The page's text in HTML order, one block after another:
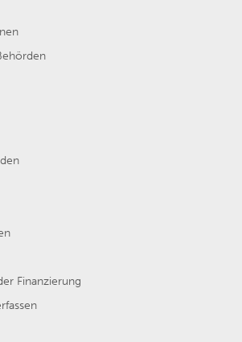
Finanzierung